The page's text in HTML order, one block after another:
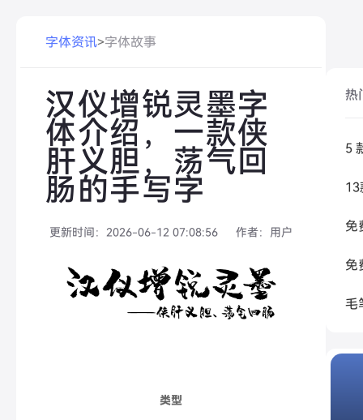
字体资讯>字体故事
汉仪增锐灵墨字
体介绍，一款侠
肝义胆，荡气回
肠的手写字
更新时间： 2026-06-12 07:08:56 作者： 用户
类型
热